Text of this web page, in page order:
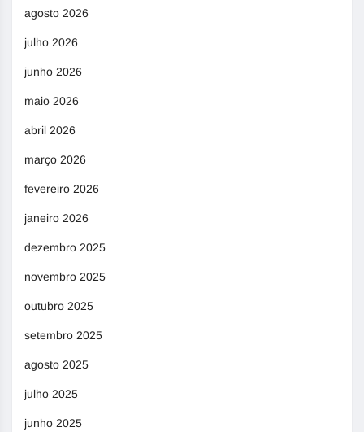
agosto 2026
julho 2026
junho 2026
maio 2026
abril 2026
março 2026
fevereiro 2026
janeiro 2026
dezembro 2025
novembro 2025
outubro 2025
setembro 2025
agosto 2025
julho 2025
junho 2025